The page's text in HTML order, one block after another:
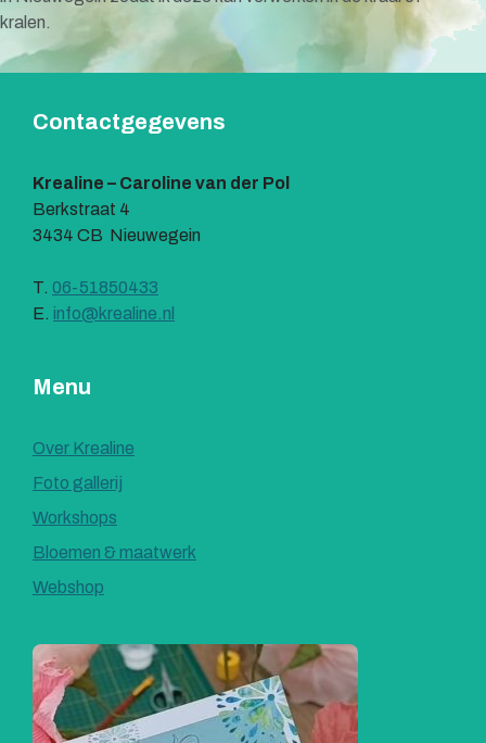
kralen.
Contactgegevens
Krealine – Caroline van der Pol
Berkstraat 4
3434 CB Nieuwegein
T. 06-51850433
E. info@krealine.nl
Menu
Over Krealine
Foto gallerij
Workshops
Bloemen & maatwerk
Webshop